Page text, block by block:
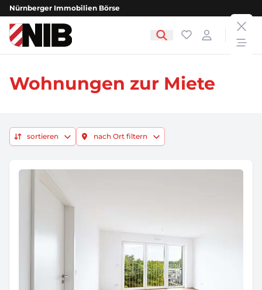
Nürnberger Immobilien Börse
NIB - Nürnberger Immobilien Börse Favoriten
Login
Wohnungen zur Miete
sortieren nach Ort filtern